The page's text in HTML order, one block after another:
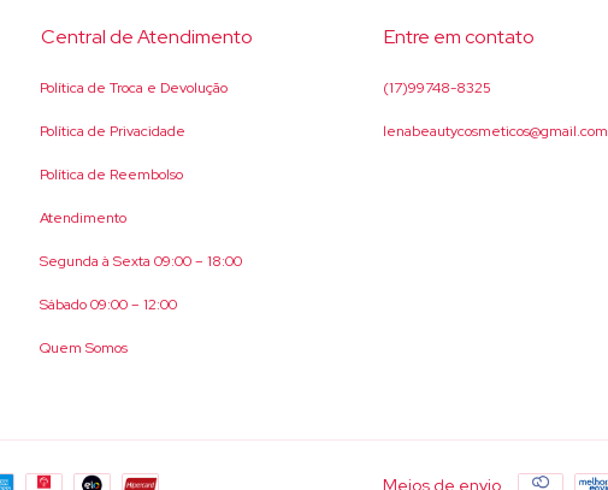
Central de Atendimento
Política de Troca e Devolução
Política de Privacidade
Política de Reembolso
Atendimento
Segunda à Sexta 09:00 – 18:00
Sábado 09:00 – 12:00
Quem Somos
Entre em contato
(17)99748-8325
lenabeautycosmeticos@gmail.com
Meios de envio